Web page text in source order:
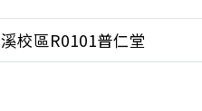
校區R0101普仁堂